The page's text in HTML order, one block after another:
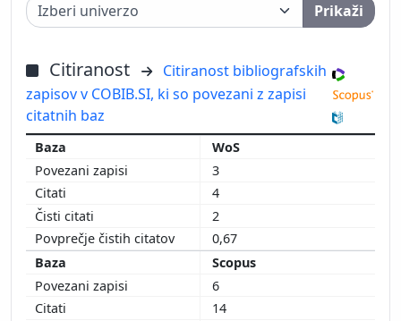
Prikaži
Citiranost
Citiranost bibliografskih
zapisov v COBIB.SI, ki so povezani z zapisi
citatnih baz
WoS
3
4
2
0,67
Scopus
6
14